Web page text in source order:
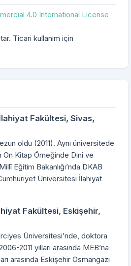
4.0 International License
Ticari kullanım için
Fakültesi, Sivas,
oldu (2011). Aynı üniversitede
On Kitap Örneğinde Dinî ve
Eğitim Bakanlığı’nda DKAB
Üniversitesi İlahiyat
Fakültesi, Eskişehir,
Üniversitesi’nde, doktora
2011 yılları arasında MEB’na
arasında Eskişehir Osmangazi